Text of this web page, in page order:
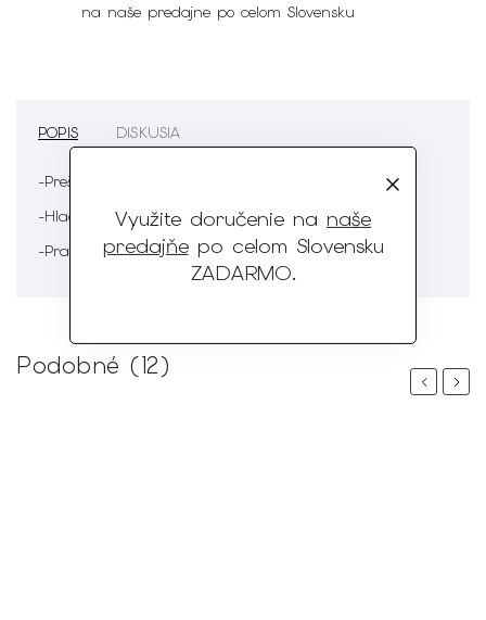
Využite doručenie na naše
predajňepo celom Slovensku
ZADARMO.
na naše predajne po celom Slovensku
POPIS DISKUSIA
-Prešívanie
-Hladká koža
-Pracka
Podobné (12)
PreviousNext